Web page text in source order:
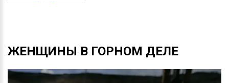
ЖЕНЩИНЫ В ГОРНОМ ДЕЛЕ